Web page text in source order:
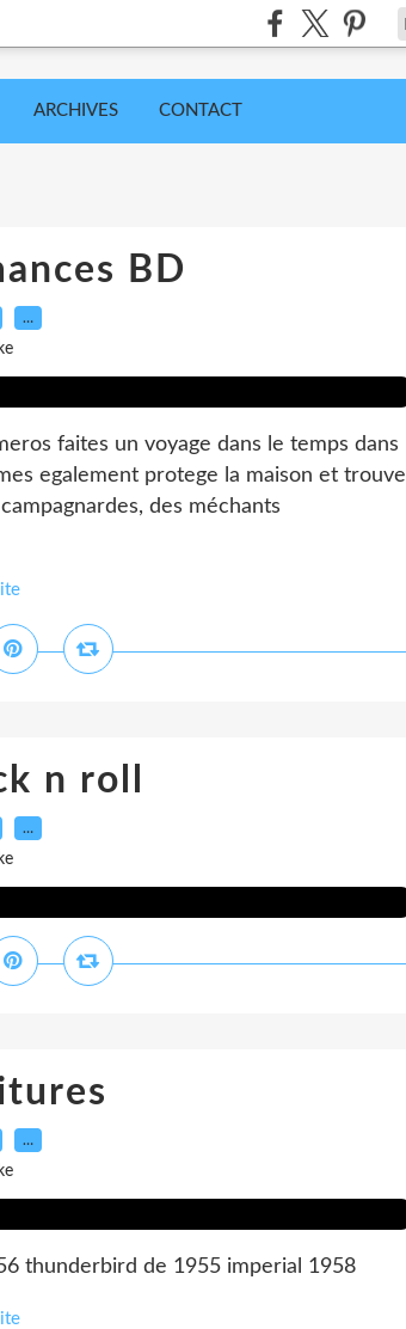
ARCHIVES CONTACT
BD
…
faites un voyage dans le temps dans
egalement protege la maison et trouve
des méchants
n roll
…
…
thunderbird de 1955 imperial 1958